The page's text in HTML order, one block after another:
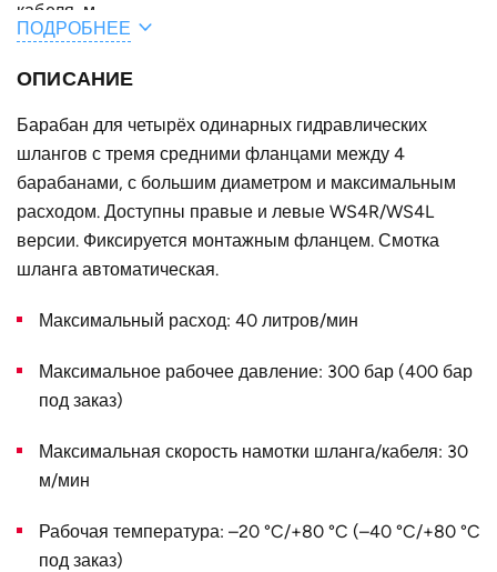
кабеля, м
шланга /
A, мм
F, мм 322
E, мм
B, мм
Конструктивное
исполнение
для четырёх одинарных шлангов
Наружный
диаметр D, мм
420
Страна Германия
ПОДРОБНЕЕ
ОПИСАНИЕ
Барабан для четырёх одинарных гидравлических
шлангов с тремя средними фланцами между 4
барабанами, с большим диаметром и максимальным
расходом. Доступны правые и левые WS4R/WS4L
версии. Фиксируется монтажным фланцем. Смотка
шланга автоматическая.
Максимальный расход: 40 литров/мин
Максимальное рабочее давление: 300 бар (400 бар
под заказ)
Максимальная скорость намотки шланга/кабеля: 30
м/мин
Рабочая температура: –20 °C/+80 °C (–40 °C/+80 °C
под заказ)